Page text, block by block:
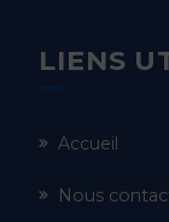
LIENS
Accueil
Nous